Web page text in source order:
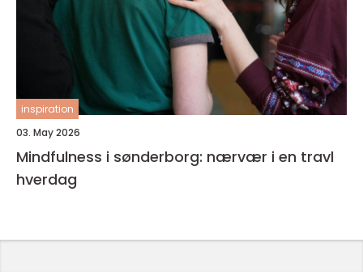
inspiration
03. May 2026
Mindfulness i sønderborg: nærvær i en travl
hverdag